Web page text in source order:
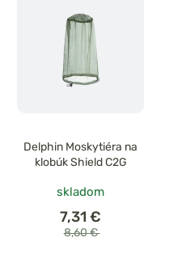
Delphin Moskytiéra na
klobúk Shield C2G
skladom
7,31 €
8,60 €